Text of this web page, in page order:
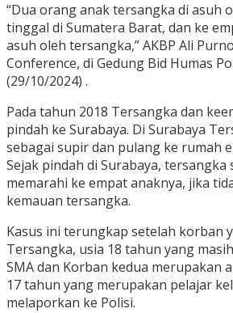
“Dua orang anak tersangka di asuh
tinggal di Sumatera Barat, dan ke
asuh oleh tersangka,” AKBP Ali
Conference, di Gedung Bid Humas
(29/10/2024) .
Pada tahun 2018 Tersangka dan
pindah ke Surabaya. Di Surabaya
sebagai supir dan pulang ke rumah
Sejak pindah di Surabaya,
memarahi ke empat anaknya, jika
kemauan tersangka.
Kasus ini terungkap setelah korban
Tersangka, usia 18 tahun yang
SMA dan Korban kedua merupakan
17 tahun yang merupakan pelajar
melaporkan ke Polisi.